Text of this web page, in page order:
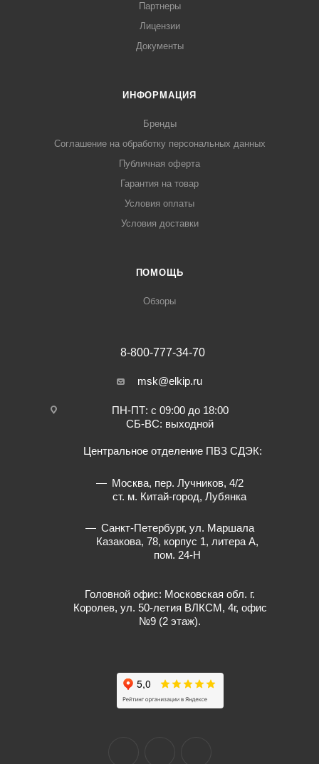
Партнеры
Лицензии
Документы
ИНФОРМАЦИЯ
Бренды
Соглашение на обработку персональных данных
Публичная оферта
Гарантия на товар
Условия оплаты
Условия доставки
ПОМОЩЬ
Обзоры
8-800-777-34-70
msk@elkip.ru
ПН-ПТ: с 09:00 до 18:00
СБ-ВС: выходной
Центральное отделение ПВЗ СДЭК:
Москва, пер. Лучников, 4/2
ст. м. Китай-город, Лубянка
Санкт-Петербург, ул. Маршала
Казакова, 78, корпус 1, литера А,
пом. 24-Н
Головной офис: Московская обл. г.
Королев, ул. 50-летия ВЛКСМ, 4г, офис
№9 (2 этаж).